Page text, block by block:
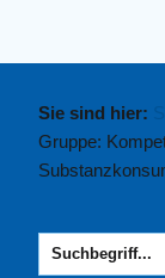
Sie sind hier:
Gruppe:
Suchen
nach: